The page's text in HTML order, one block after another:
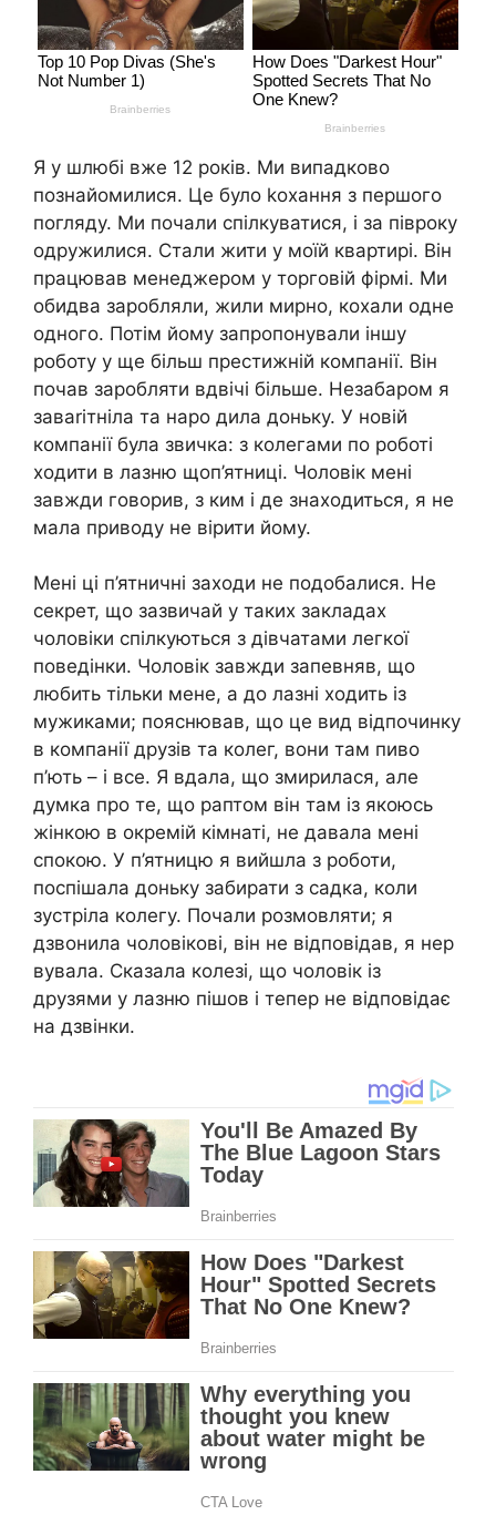
Я у шлюбі вже 12 років. Ми випадково
познайомилися. Це було kохання з першого
погляду. Ми почали спілкуватися, і за півроку
одружилися. Стали жити у моїй квартирі. Він
працював менеджером у торговій фірмі. Ми
обидва заробляли, жили мирно, кохали одне
одного. Потім йому запропонували іншу
роботу у ще більш престижній компанії. Він
почав заробляти вдвічі більше. Незабаром я
заваrітніла та наро дила доньку. У новій
компанії була звичка: з колегами по роботі
ходити в лазню щоп’ятниці. Чоловік мені
завжди говорив, з ким і де знаходиться, я не
мала приводу не вірити йому.
Мені ці п’ятничні заходи не подобалися. Не
секрет, що зазвичай у таких закладах
чоловіки спілкуються з дівчатами легкої
поведінки. Чоловік завжди запевняв, що
любить тільки мене, а до лазні ходить із
мужиками; пояснював, що це вид відпочинку
в компанії друзів та колег, вони там пиво
п’ють – і все. Я вдала, що змирилася, але
думка про те, що раптом він там із якоюсь
жінкою в окремій кімнаті, не давала мені
спокою. У п’ятницю я вийшла з роботи,
поспішала доньку забирати з садка, коли
зустріла колегу. Почали розмовляти; я
дзвонила чоловікові, він не відповідав, я нер
вувала. Сказала колезі, що чоловік із
друзями у лазню пішов і тепер не відповідає
на дзвінки.